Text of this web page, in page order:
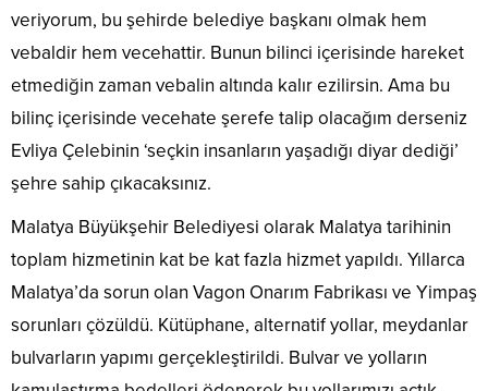
veriyorum, bu şehirde belediye başkanı olmak hem
vebaldir hem vecehattir. Bunun bilinci içerisinde hareket
etmediğin zaman vebalin altında kalır ezilirsin. Ama bu
bilinç içerisinde vecehate şerefe talip olacağım derseniz
Evliya Çelebinin ‘seçkin insanların yaşadığı diyar dediği’
şehre sahip çıkacaksınız.
Malatya Büyükşehir Belediyesi olarak Malatya tarihinin
toplam hizmetinin kat be kat fazla hizmet yapıldı. Yıllarca
Malatya’da sorun olan Vagon Onarım Fabrikası ve Yimpaş
sorunları çözüldü. Kütüphane, alternatif yollar, meydanlar
bulvarların yapımı gerçekleştirildi. Bulvar ve yolların